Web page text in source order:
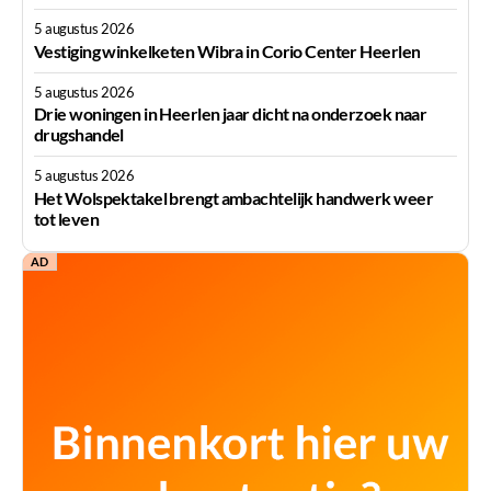
5 augustus 2026
Vestiging winkelketen Wibra in Corio Center Heerlen
5 augustus 2026
Drie woningen in Heerlen jaar dicht na onderzoek naar
drugshandel
5 augustus 2026
Het Wolspektakel brengt ambachtelijk handwerk weer
tot leven
AD